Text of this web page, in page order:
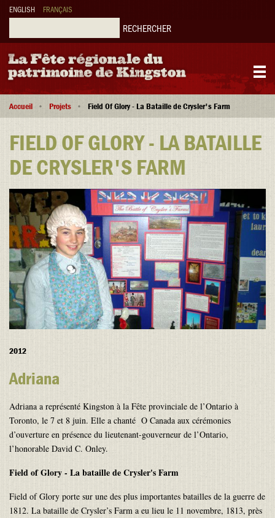
Aller
contenu
ENGLISH
FRANÇAIS
Main
navigation
Fil
d'Ariane
Accueil Projets Field Of Glory - La Bataille de Crysler's Farm
FIELD OF GLORY - LA BATAILLE
DE CRYSLER'S FARM
2012
Adriana
Adriana a représenté Kingston à la Fête provinciale de l’Ontario à
Toronto, le 7 et 8 juin. Elle a chanté O Canada aux cérémonies
d’ouverture en présence du lieutenant-gouverneur de l’Ontario,
l’honorable David C. Onley.
Field of Glory - La bataille de Crysler's Farm
Field of Glory porte sur une des plus importantes batailles de la guerre de
1812. La bataille de Crysler’s Farm a eu lieu le 11 novembre, 1813, près